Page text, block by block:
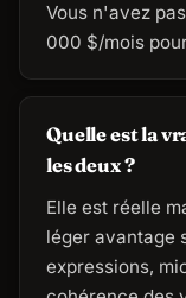
Vous n'avez
000 $/mois
Quelle est la
les deux ?
Elle est réelle
léger avantage
expressions,